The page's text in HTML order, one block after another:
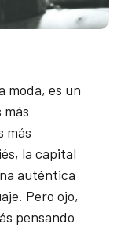
moda, es un
más
más
la capital
auténtica
Pero ojo,
pensando